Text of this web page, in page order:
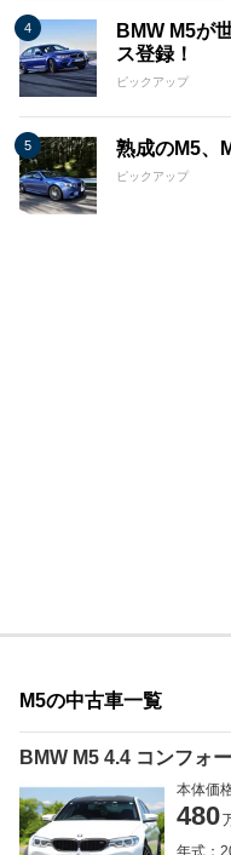
BMW M5が
ス登録！
ピックアップ
熟成のM5、
ピックアップ
M5の中古車一覧
BMW M5 4.4 コンフォ
本体価
480
年式：